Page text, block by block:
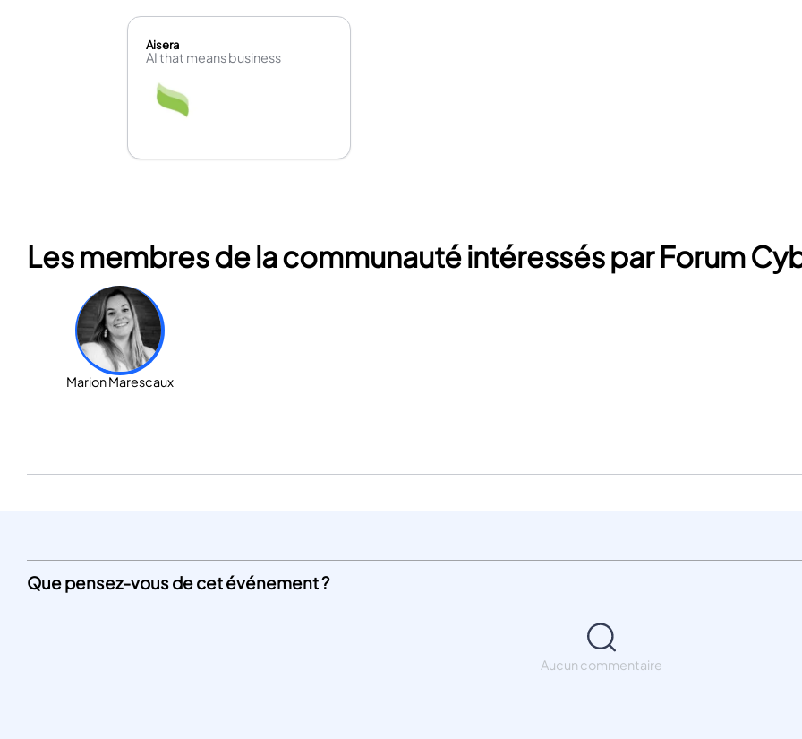
Aisera
AI that means business
Les membres de la communauté intéressés par Forum
Marion Marescaux
Que pensez-vous de cet événement ?
Aucun commentaire